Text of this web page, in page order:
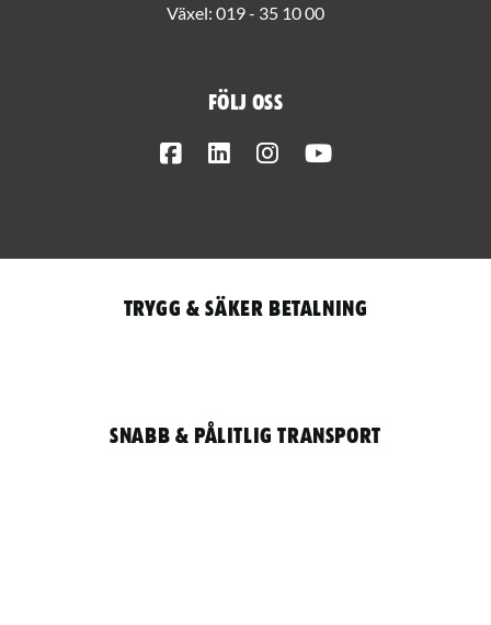
Växel: 019 - 35 10 00
Följ oss
FacebookLinkedInInstagram
Trygg & säker betalning
Snabb & pålitlig transport